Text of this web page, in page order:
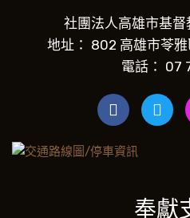
社團法人高雄市基
地址： 802 高雄市苓
電話： 07
奉獻